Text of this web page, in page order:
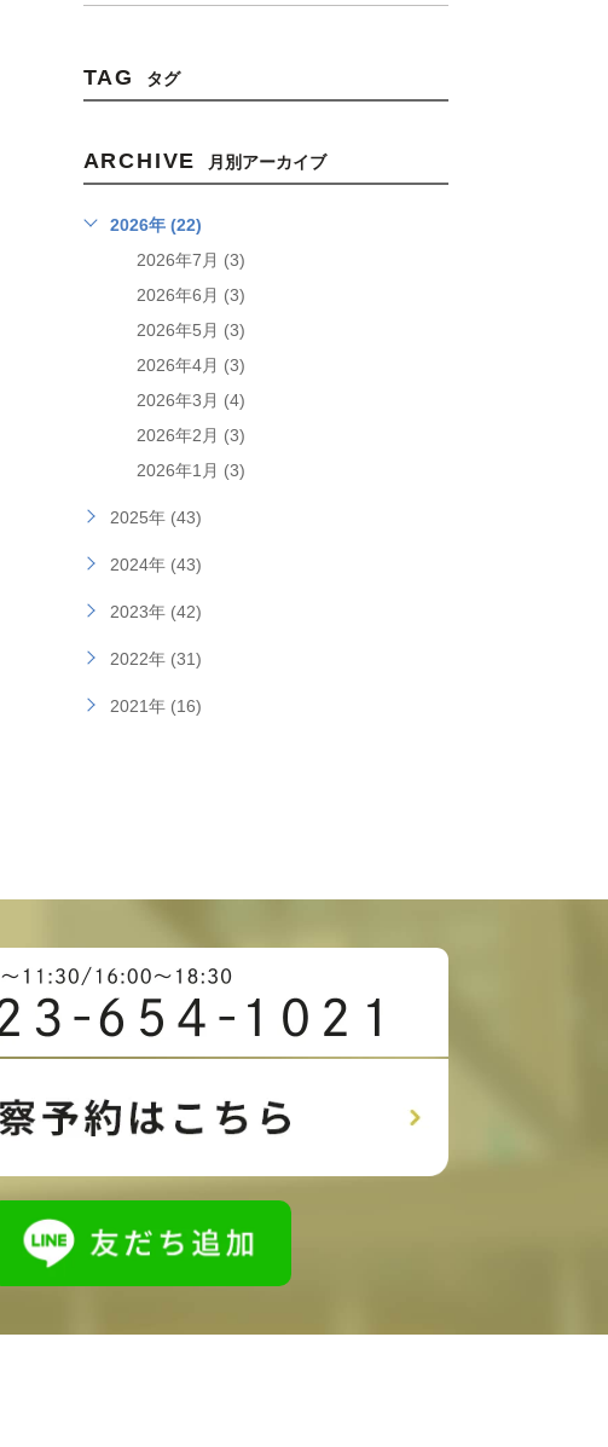
TAG タグ
ARCHIVE 月別アーカイブ
2026年 (22)
2026年7月 (3)
2026年6月 (3)
2026年5月 (3)
2026年4月 (3)
2026年3月 (4)
2026年2月 (3)
2026年1月 (3)
2025年 (43)
2024年 (43)
2023年 (42)
2022年 (31)
2021年 (16)